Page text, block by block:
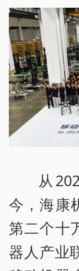
从
今，海康
第二个十
器人产业